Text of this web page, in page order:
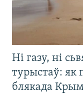
Ні газу, ні
турыстаў: як
блякада